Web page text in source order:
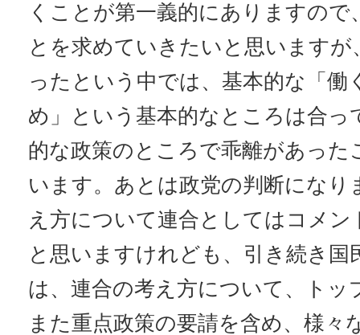
くことが第一義的にありますので
とを求めていきたいと思いますが
ったという中では、基本的な「働
め」という基本的なところは合っ
的な政策のところで乖離があった
います。あとは政党の判断になり
え方について連合としてはコメ
と思いますけれども、引き続き国
は、連合の考え方について、トッ
また重点政策の要請を含め、様々